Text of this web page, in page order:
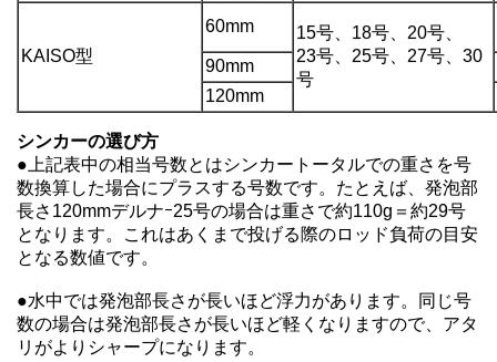
KAISO型
60mm
15号、18号、20号、
23号、25号、27号、30
号
90mm
120mm
シンカーの選び方
●上記表中の相当号数とはシンカートータルでの重さを号
数換算した場合にプラスする号数です。たとえば、発泡部
長さ120mmデルナｰ25号の場合は重さで約110g＝約29号
となります。これはあくまで投げる際のロッド負荷の目安
となる数値です。
●水中では発泡部長さが長いほど浮力があります。同じ号
数の場合は発泡部長さが長いほど軽くなりますので、アタ
リがよりシャープになります。